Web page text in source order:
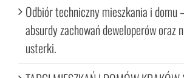
Odbiór techniczny mieszkania i domu
absurdy zachowań deweloperów oraz
usterki.